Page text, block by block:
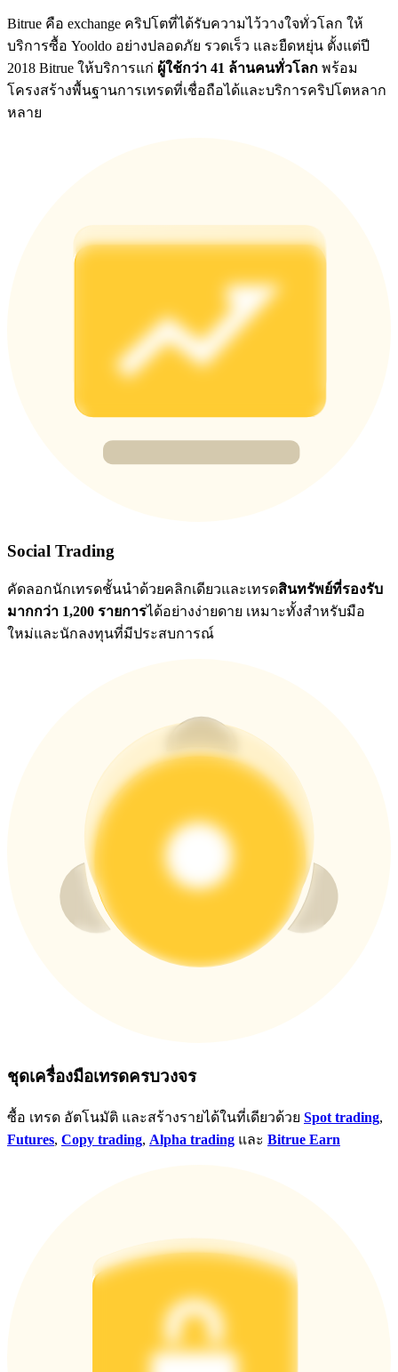
New Listing Futures Fest
Trade New Futures, Win 200,000 USDT
Bitrue คือ exchange คริปโตที่ได้รับความไว้วางใจทั่วโลก ให้
บริการซื้อ Yooldo อย่างปลอดภัย รวดเร็ว และยืดหยุ่น ตั้งแต่ปี
2018 Bitrue ให้บริการแก่ ผู้ใช้กว่า 41 ล้านคนทั่วโลก พร้อม
โครงสร้างพื้นฐานการเทรดที่เชื่อถือได้และบริการคริปโตหลาก
หลาย
Social Trading
คัดลอกนักเทรดชั้นนำด้วยคลิกเดียวและเทรดสินทรัพย์ที่รองรับ
มากกว่า 1,200 รายการได้อย่างง่ายดาย เหมาะทั้งสำหรับมือ
ใหม่และนักลงทุนที่มีประสบการณ์
ชุดเครื่องมือเทรดครบวงจร
ซื้อ เทรด อัตโนมัติ และสร้างรายได้ในที่เดียวด้วย Spot trading,
Futures, Copy trading, Alpha trading และ Bitrue Earn